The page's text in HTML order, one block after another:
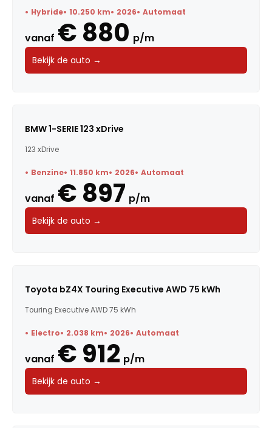
Hybride 10.250 km 2026 Automaat
vanaf € 880 p/m
Bekijk de auto →
BMW 1-SERIE 123 xDrive
123 xDrive
Benzine 11.850 km 2026 Automaat
vanaf € 897 p/m
Bekijk de auto →
Toyota bZ4X Touring Executive AWD 75 kWh
Touring Executive AWD 75 kWh
Electro 2.038 km 2026 Automaat
vanaf € 912 p/m
Bekijk de auto →